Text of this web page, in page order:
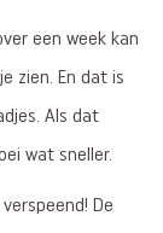
een week kan
zien. En dat is
Als dat
wat sneller.
De